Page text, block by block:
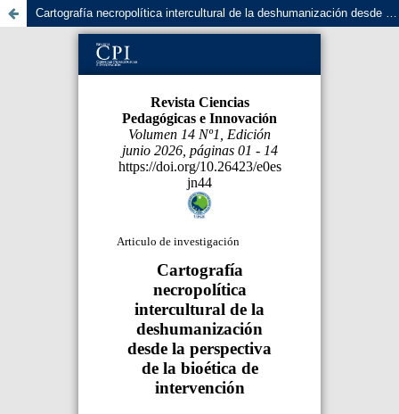
Cartografía necropolítica intercultural de la deshumanización desde la perspectiva de la bioética de intervención